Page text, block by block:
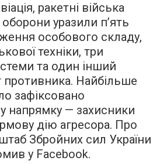
ракетні війська
уразили п’ять
особового складу,
техніки, три
та один інший
Найбільше
зафіксовано
напрямку — захисники
дію агресора. Про
Збройних сил України
у Facebook.